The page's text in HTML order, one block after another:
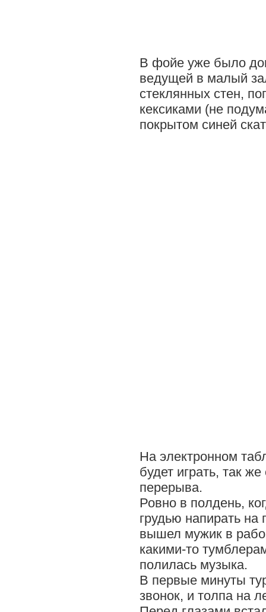
В фойе уже было
ведущей в малый
стеклянных стен,
кексиками (не
покрытом синей
На электронном
будет играть, так
перерыва.
Ровно в полдень,
грудью напирать
вышел мужик в
какими-то
полилась музыка.
В первые минуты
звонок, и толпа на